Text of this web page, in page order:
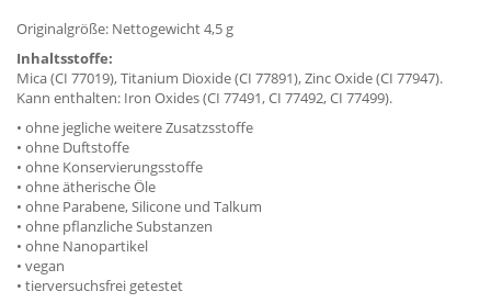
Originalgröße: Nettogewicht 4,5 g
Inhaltsstoffe:
Mica (CI 77019), Titanium Dioxide (CI 77891), Zinc Oxide (CI 77947).
Kann enthalten: Iron Oxides (CI 77491, CI 77492, CI 77499).
• ohne jegliche weitere Zusatzsstoffe
• ohne Duftstoffe
• ohne Konservierungsstoffe
• ohne ätherische Öle
• ohne Parabene, Silicone und Talkum
• ohne pflanzliche Substanzen
• ohne Nanopartikel
• vegan
• tierversuchsfrei getestet